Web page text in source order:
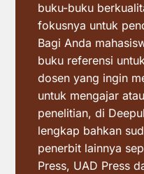
buku-buku
fokusnya untuk
Bagi Anda
buku referensi
dosen yang ingin
untuk mengajar
penelitian, di
lengkap bahkan
penerbit lainnya
Press, UAD Press